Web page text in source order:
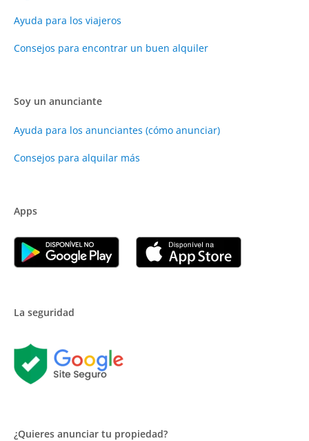
Ayuda para los viajeros
Consejos para encontrar un buen alquiler
Soy un anunciante
Ayuda para los anunciantes (cómo anunciar)
Consejos para alquilar más
Apps
La seguridad
¿Quieres anunciar tu propiedad?